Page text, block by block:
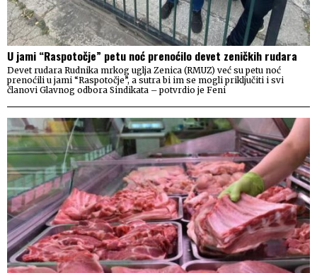
U jami “Raspotočje” petu noć prenoćilo devet zeničkih rudara
Devet rudara Rudnika mrkog uglja Zenica (RMUZ) već su petu noć
prenoćili u jami “Raspotočje”, a sutra bi im se mogli priključiti i svi
članovi Glavnog odbora Sindikata – potvrdio je Feni